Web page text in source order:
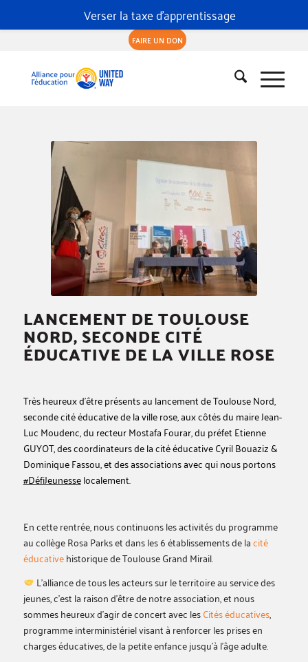
FAIRE UN DON
LANCEMENT DE TOULOUSE
NORD, SECONDE CITÉ
ÉDUCATIVE DE LA VILLE ROSE
Très heureux d’être présents au lancement de Toulouse Nord,
seconde cité éducative de la ville rose, aux côtés du maire Jean-
Luc Moudenc, du recteur Mostafa Fourar, du préfet Etienne
GUYOT, des coordinateurs de la cité éducative Cyril Bouaziz &
Dominique Fassou, et des associations avec qui nous portons
#DéfiJeunesselocalement.
En cette rentrée, nous continuons les activités du programme
au collège Rosa Parks et dans les 6 établissements de lacité
éducativehistorique de Toulouse Grand Mirail.
L’alliance de tous les acteurs sur le territoire au service des
jeunes, c’est la raison d’être de notre association, et nous
sommes heureux d’agir de concert avec lesCités éducatives,
programme interministériel visant à renforcer les prises en
charges éducatives, de la petite enfance jusqu’à l’âge adulte.
Verser la taxe d'apprentissage